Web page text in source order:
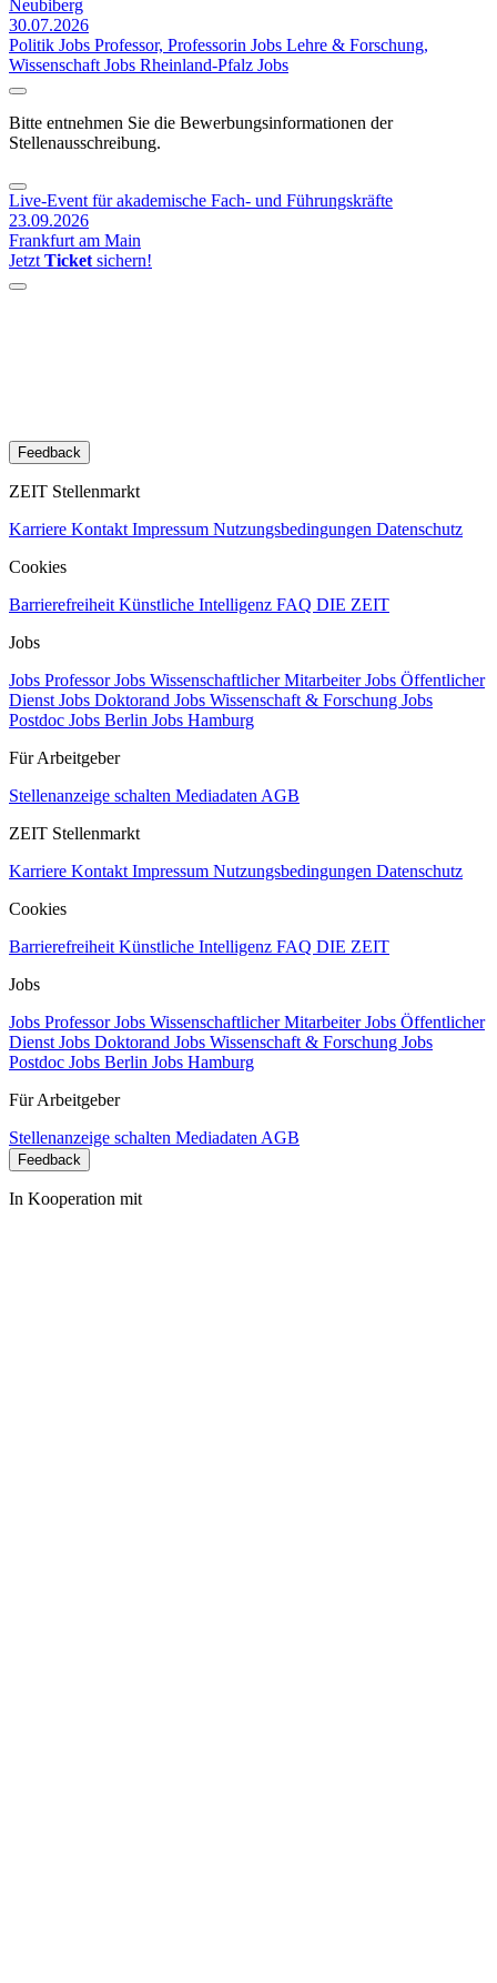
Neubiberg
30.07.2026
Politik Jobs Professor, Professorin Jobs Lehre & Forschung,
Wissenschaft Jobs Rheinland-Pfalz Jobs
Bitte entnehmen Sie die Bewerbungsinformationen der
Stellenausschreibung.
Live-Event für akademische Fach- und Führungskräfte
23.09.2026
Frankfurt am Main
Jetzt Ticket sichern!
Feedback
ZEIT Stellenmarkt
Karriere Kontakt Impressum Nutzungsbedingungen Datenschutz
Cookies
Barrierefreiheit Künstliche Intelligenz FAQ DIE ZEIT
Jobs
Jobs ProfessorJobs Wissenschaftlicher MitarbeiterJobs Öffentlicher
Dienst Jobs Doktorand Jobs Wissenschaft & Forschung Jobs
Postdoc Jobs Berlin Jobs Hamburg
Für Arbeitgeber
Stellenanzeige schalten Mediadaten AGB
ZEIT Stellenmarkt
Karriere Kontakt Impressum Nutzungsbedingungen Datenschutz
Cookies
Barrierefreiheit Künstliche Intelligenz FAQ DIE ZEIT
Jobs
Jobs ProfessorJobs Wissenschaftlicher MitarbeiterJobs Öffentlicher
Dienst Jobs Doktorand Jobs Wissenschaft & Forschung Jobs
Postdoc Jobs Berlin Jobs Hamburg
Für Arbeitgeber
Stellenanzeige schalten Mediadaten AGB
Feedback
In Kooperation mit